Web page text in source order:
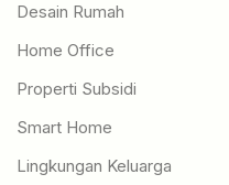
Desain Rumah
Home Office
Properti Subsidi
Smart Home
Lingkungan Keluarga